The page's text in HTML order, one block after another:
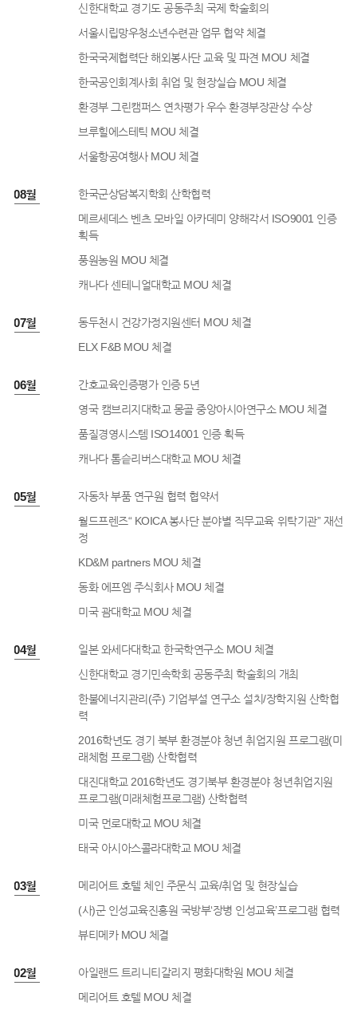
신한대학교 경기도 공동주최 국제 학술회의
서울시립망우청소년수련관 업무 협약 체결
한국국제협력단 해외봉사단 교육 및 파견 MOU 체결
한국공인회계사회 취업 및 현장실습 MOU 체결
환경부 그린캠퍼스 연차평가 우수 환경부장관상 수상
브루힐에스테틱 MOU 체결
서울항공여행사 MOU 체결
08월
한국군상담복지학회 산학협력
메르세데스 벤츠 모바일 아카데미 양해각서 ISO9001 인증
획득
풍원농원 MOU 체결
캐나다 센테니얼대학교 MOU 체결
07월
동두천시 건강가정지원센터 MOU 체결
ELX F&B MOU 체결
06월
간호교육인증평가 인증 5년
영국 캠브리지대학교 몽골 중앙아시아연구소 MOU 체결
품질경영시스템 ISO14001 인증 획득
캐나다 톰슽리버스대학교 MOU 체결
05월
자동차 부품 연구원 협력 협약서
월드프렌즈“ KOICA 봉사단 분야별 직무교육 위탁기관” 재선
정
KD&M partners MOU 체결
동화 에프엠 주식회사 MOU 체결
미국 괌대학교 MOU 체결
04월
일본 와세다대학교 한국학연구소 MOU 체결
신한대학교 경기민속학회 공동주최 학술회의 개최
한불에너지관리(주) 기업부설 연구소 설치/장학지원 산학협
력
2016학년도 경기 북부 환경분야 청년 취업지원 프로그램(미
래체험 프로그램) 산학협력
대진대학교 2016학년도 경기북부 환경분야 청년취업지원
프로그램(미래체험프로그램) 산학협력
미국 먼로대학교 MOU 체결
태국 아시아스콜라대학교 MOU 체결
03월
메리어트 호텔 체인 주문식 교육/취업 및 현장실습
(사)군 인성교육진흥원 국방부‘장병 인성교육’프로그램 협력
뷰티메카 MOU 체결
02월
아일랜드 트리니티갈리지 평화대학원 MOU 체결
메리어트 호텔 MOU 체결